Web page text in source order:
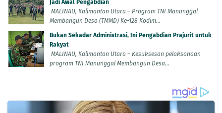
Jadi Awal Pengabdian
MALINAU, Kalimantan Utara – Program TNI Manunggal
Membangun Desa (TMMD) Ke-128 Kodim...
Bukan Sekadar Administrasi, Ini Pengabdian Prajurit untuk
Rakyat
MALINAU, Kalimantan Utara – Kesuksesan pelaksanaan
program TNI Manunggal Membangun Desa...